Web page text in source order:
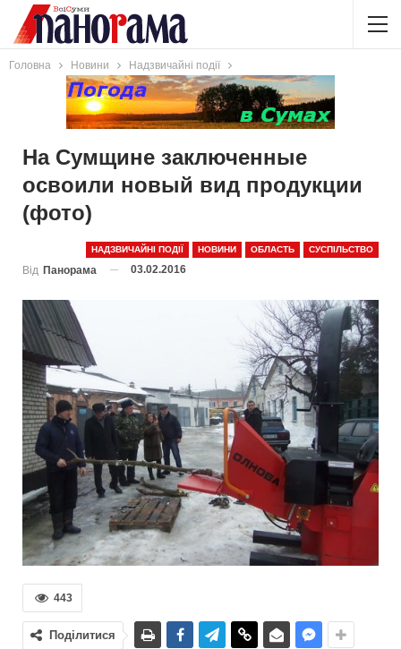
Головна Новини Надзвичайні події
На Сумщине заключенные
освоили новый вид продукции
(фото)
НАДЗВИЧАЙНІ ПОДІЇ НОВИНИ ОБЛАСТЬ СУСПІЛЬСТВО
Від Панорама 03.02.2016
443
Поділитися